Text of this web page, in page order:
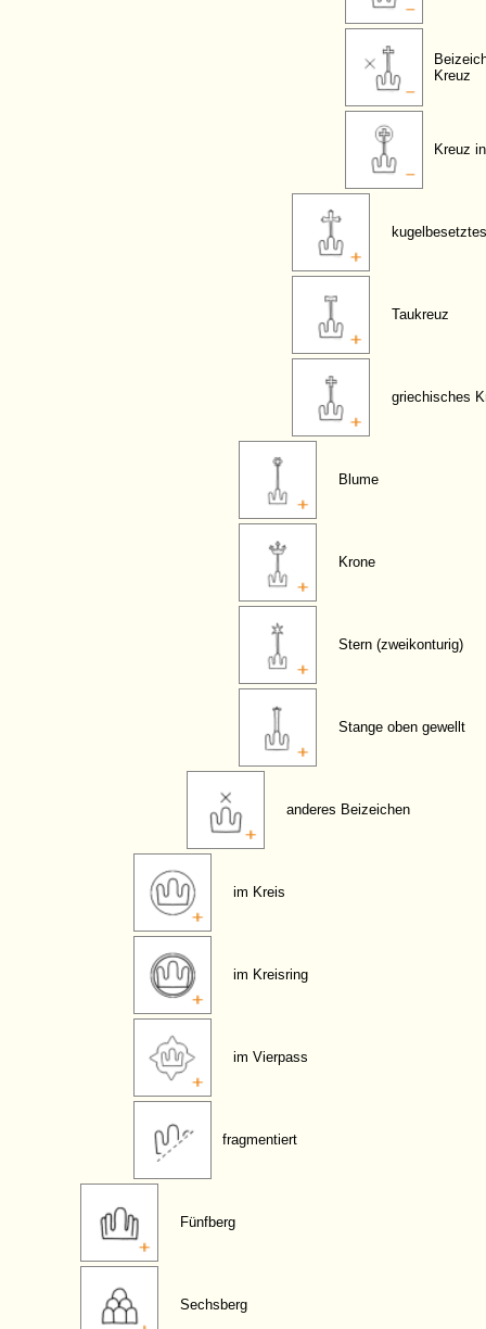
Kreuz
Kreuz
Taukreuz
griechisches
Blume
Krone
Stern (zweikonturig)
Stange oben gewellt
anderes Beizeichen
im Kreis
im Kreisring
im Vierpass
fragmentiert
Fünfberg
Sechsberg